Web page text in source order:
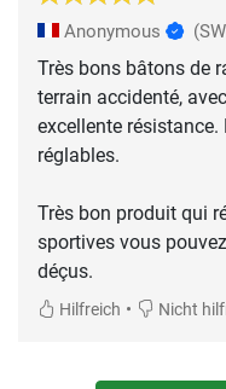
Anonymous
Très bons bâtons de
terrain accidenté,
excellente
réglables.
Très bon produit qui
sportives vous
déçus.
Hilfreich • Nicht